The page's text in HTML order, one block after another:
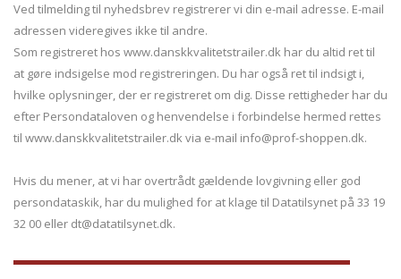
Ved tilmelding til nyhedsbrev registrerer vi din e-mail adresse. E-mail
adressen videregives ikke til andre.
Som registreret hos www.danskkvalitetstrailer.dk har du altid ret til
at gøre indsigelse mod registreringen. Du har også ret til indsigt i,
hvilke oplysninger, der er registreret om dig. Disse rettigheder har du
efter Persondataloven og henvendelse i forbindelse hermed rettes
til www.danskkvalitetstrailer.dk via e-mail info@prof-shoppen.dk.
Hvis du mener, at vi har overtrådt gældende lovgivning eller god
persondataskik, har du mulighed for at klage til Datatilsynet på 33 19
32 00 eller dt@datatilsynet.dk.